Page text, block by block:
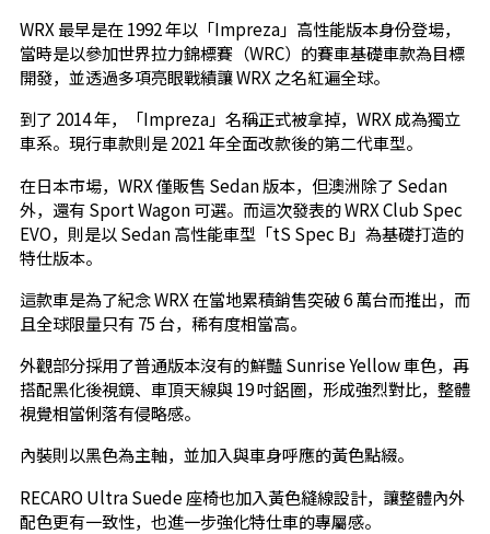
WRX 最早是在 1992 年以「Impreza」高性能版本身份登場，
當時是以參加世界拉力錦標賽（WRC）的賽車基礎車款為目標
開發，並透過多項亮眼戰績讓 WRX 之名紅遍全球。
到了 2014 年，「Impreza」名稱正式被拿掉，WRX 成為獨立
車系。現行車款則是 2021 年全面改款後的第二代車型。
在日本市場，WRX 僅販售 Sedan 版本，但澳洲除了 Sedan
外，還有 Sport Wagon 可選。而這次發表的 WRX Club Spec
EVO，則是以 Sedan 高性能車型「tS Spec B」為基礎打造的
特仕版本。
這款車是為了紀念 WRX 在當地累積銷售突破 6 萬台而推出，而
且全球限量只有 75 台，稀有度相當高。
外觀部分採用了普通版本沒有的鮮豔 Sunrise Yellow 車色，再
搭配黑化後視鏡、車頂天線與 19 吋鋁圈，形成強烈對比，整體
視覺相當俐落有侵略感。
內裝則以黑色為主軸，並加入與車身呼應的黃色點綴。
RECARO Ultra Suede 座椅也加入黃色縫線設計，讓整體內外
配色更有一致性，也進一步強化特仕車的專屬感。